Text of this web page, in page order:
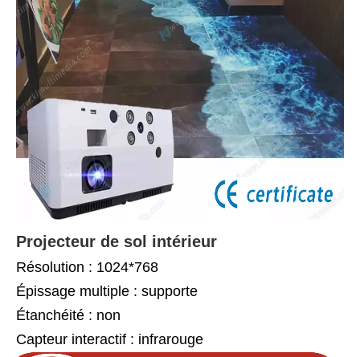
Projecteur de sol intérieur
Résolution : 1024*768
Épissage multiple : supporte
Étanchéité : non
Capteur interactif : infrarouge